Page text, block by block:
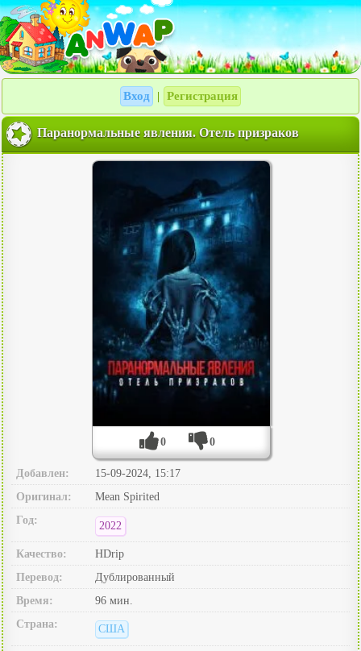
Вход Регистрация
Паранормальные явления. Отель призраков
0 0
Добавлен:
15-09-2024, 15:17
Оригинал:
Mean Spirited
Год:
2022
Качество:
HDrip
Перевод:
Дублированный
Время:
96 мин.
Страна:
США